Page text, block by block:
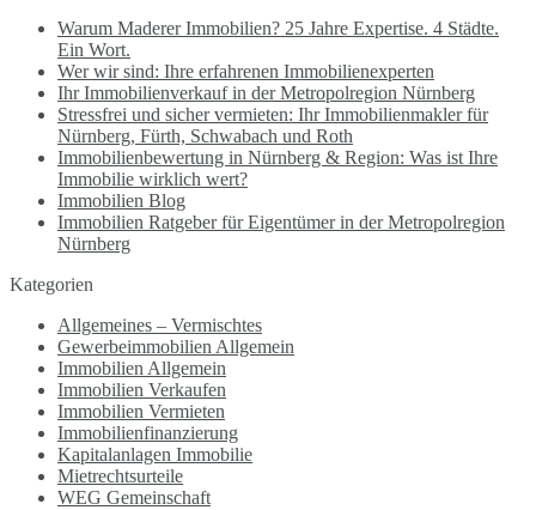
Warum Maderer Immobilien? 25 Jahre Expertise. 4 Städte.
Ein Wort.
Wer wir sind: Ihre erfahrenen Immobilienexperten
Ihr Immobilienverkauf in der Metropolregion Nürnberg
Stressfrei und sicher vermieten: Ihr Immobilienmakler für
Nürnberg, Fürth, Schwabach und Roth
Immobilienbewertung in Nürnberg & Region: Was ist Ihre
Immobilie wirklich wert?
Immobilien Blog
Immobilien Ratgeber für Eigentümer in der Metropolregion
Nürnberg
Kategorien
Allgemeines – Vermischtes
Gewerbeimmobilien Allgemein
Immobilien Allgemein
Immobilien Verkaufen
Immobilien Vermieten
Immobilienfinanzierung
Kapitalanlagen Immobilie
Mietrechtsurteile
WEG Gemeinschaft